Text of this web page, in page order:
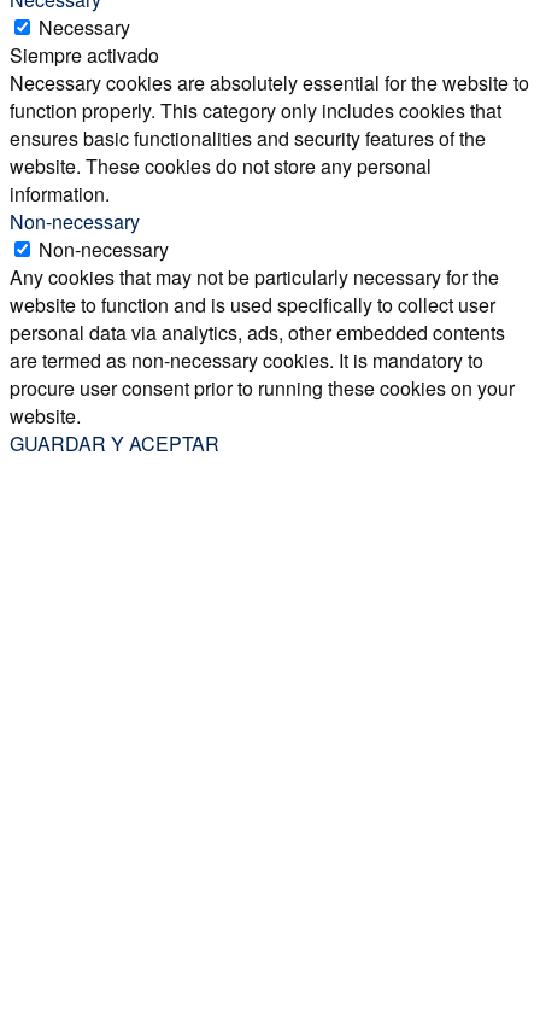
Necessary
Siempre activado
Necessary cookies are absolutely essential for the website to
function properly. This category only includes cookies that
ensures basic functionalities and security features of the
website. These cookies do not store any personal
information.
Non-necessary
Non-necessary
Any cookies that may not be particularly necessary for the
website to function and is used specifically to collect user
personal data via analytics, ads, other embedded contents
are termed as non-necessary cookies. It is mandatory to
procure user consent prior to running these cookies on your
website.
GUARDAR Y ACEPTAR